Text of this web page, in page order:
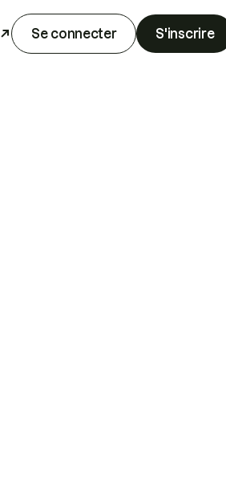
Se connecter S'inscrire